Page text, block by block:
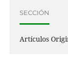
SECCIÓN
Artículos